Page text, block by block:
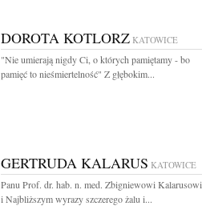
DOROTA KOTLORZ KATOWICE
"Nie umierają nigdy Ci, o których pamiętamy - bo
pamięć to nieśmiertelność" Z głębokim...
GERTRUDA KALARUS KATOWICE
Panu Prof. dr. hab. n. med. Zbigniewowi Kalarusowi
i Najbliższym wyrazy szczerego żalu i...